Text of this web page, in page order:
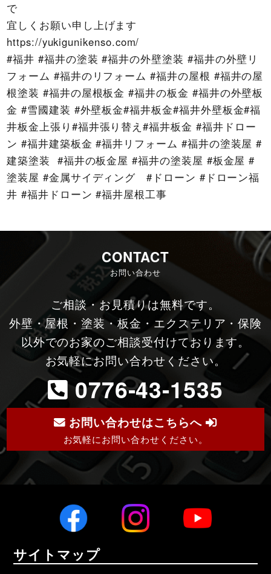
で
宜しくお願い申し上げます
https://yukigunikenso.com/
#福井 #福井の塗装 #福井の外壁塗装 #福井の外壁リ
フォーム #福井のリフォーム #福井の屋根 #福井の屋
根塗装 #福井の屋根板金 #福井の板金 #福井の外壁板
金 #雪國建装 #外壁板金#福井板金#福井外壁板金#福
井板金上張り#福井張り替え#福井板金 #福井ドロー
ン #福井建築板金 #福井リフォーム #福井の塗装屋 #
建築塗装 #福井の板金屋 #福井の塗装屋 #板金屋 #
塗装屋 #金属サイディング #ドローン #ドローン福
井 #福井ドローン #福井屋根工事
CONTACT
お問い合わせ
ご相談・お見積りは無料です。
外壁・屋根・塗装・板金・エクステリア・保険
以外でのお家のご相談受付けております。
お気軽にお問い合わせください。
0776-43-1535
お問い合わせはこちらへ
お気軽にお問い合わせください。
サイトマップ